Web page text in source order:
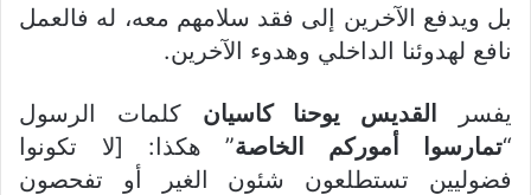
بل ويدفع الآخرين إلى فقد سلامهم معه، له فالعمل
نافع لهدوئنا الداخلي وهدوء الآخرين.
يفسر القديس يوحنا كاسيان كلمات الرسول
“تمارسوا أموركم الخاصة” هكذا: [لا تكونوا
فضوليين تستطلعون شئون الغير أو تفحصون